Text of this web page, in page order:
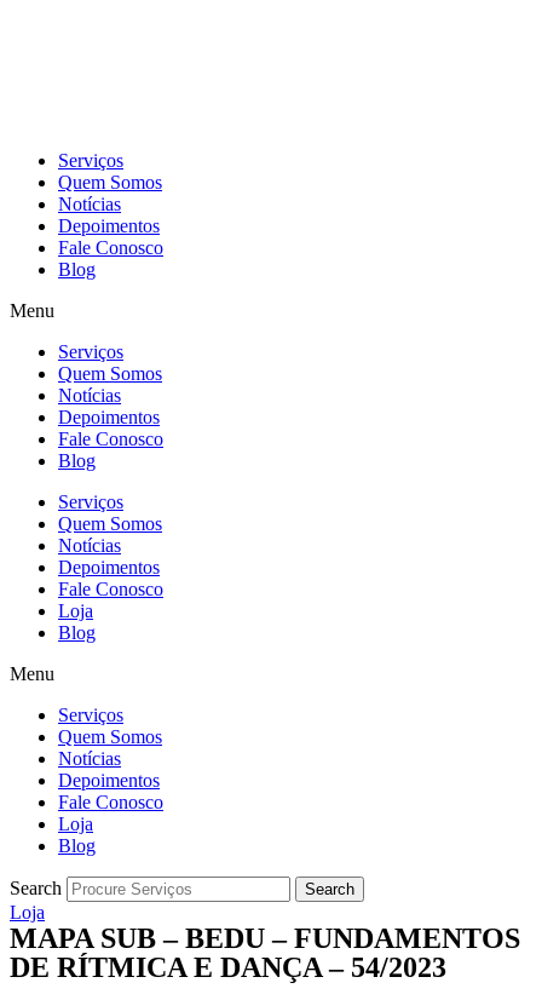
Serviços
Quem Somos
Notícias
Depoimentos
Fale Conosco
Blog
Menu
Serviços
Quem Somos
Notícias
Depoimentos
Fale Conosco
Blog
Serviços
Quem Somos
Notícias
Depoimentos
Fale Conosco
Loja
Blog
Menu
Serviços
Quem Somos
Notícias
Depoimentos
Fale Conosco
Loja
Blog
Search Search
Loja
MAPA SUB – BEDU – FUNDAMENTOS
DE RÍTMICA E DANÇA – 54/2023